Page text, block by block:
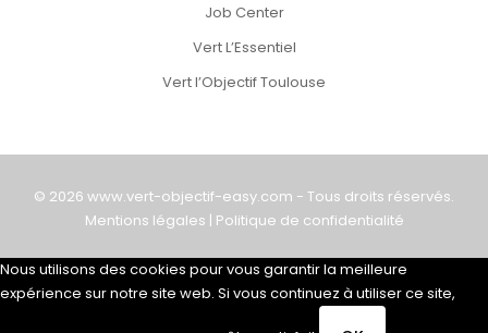
Job Center
Vert L’Essentiel
Vert l’Objectif Toulouse
© 2026 www.vert-objectif-easy.com - Tous droits réservés.
Mentions légales | Politique de confidentialité
Nous utilisons des cookies pour vous garantir la meilleure
expérience sur notre site web. Si vous continuez à utiliser ce site,